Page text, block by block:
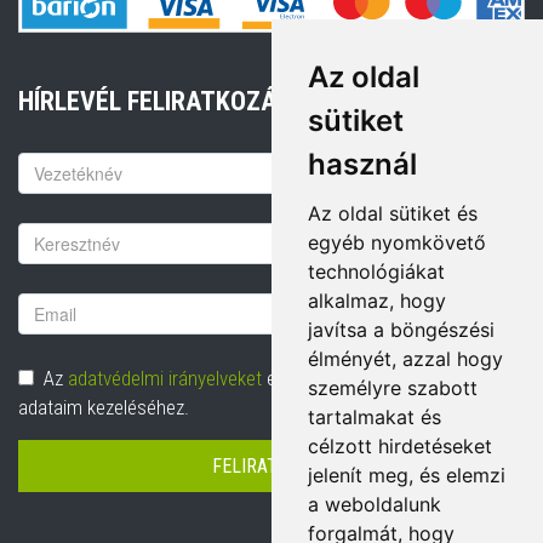
Az oldal
sütiket
használ
Az oldal sütiket és
egyéb nyomkövető
technológiákat
alkalmaz, hogy
javítsa a böngészési
élményét, azzal hogy
személyre szabott
tartalmakat és
célzott hirdetéseket
jelenít meg, és elemzi
a weboldalunk
forgalmát, hogy
HÍRLEVÉL FELIRATKOZÁS
Keresztnév
Vezetéknév
Email
cím
Adatvédelem
Az adatvédelmi irányelveket elolvastam és hozzájárulok
adataim kezeléséhez.
FELIRATKOZÁS